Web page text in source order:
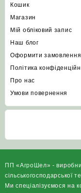
Кошик
Магазин
Мій обліковий запис
Наш блог
Оформити замовлення
Політика
Про нас
Умови повернення
ПП «АгроШел» -
сільськогосподарської
Ми спеціалізуємося на